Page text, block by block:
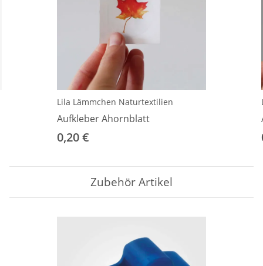
Lila Lämmchen Naturtextilien
Aufkleber Ahornblatt
0,20 €
Zubehör Artikel